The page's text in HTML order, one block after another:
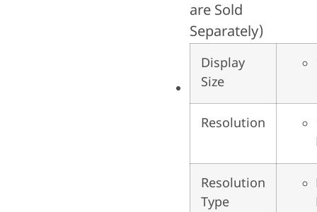
are Sold
Separately)
Display
Size
Resolution
Resolution
Type